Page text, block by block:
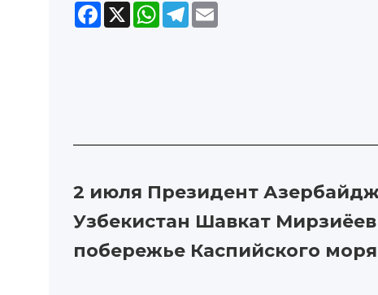
Facebook
X WhatsApp
Telegram
2 июля Президент
Узбекистан Шавкат
побережье Каспийского